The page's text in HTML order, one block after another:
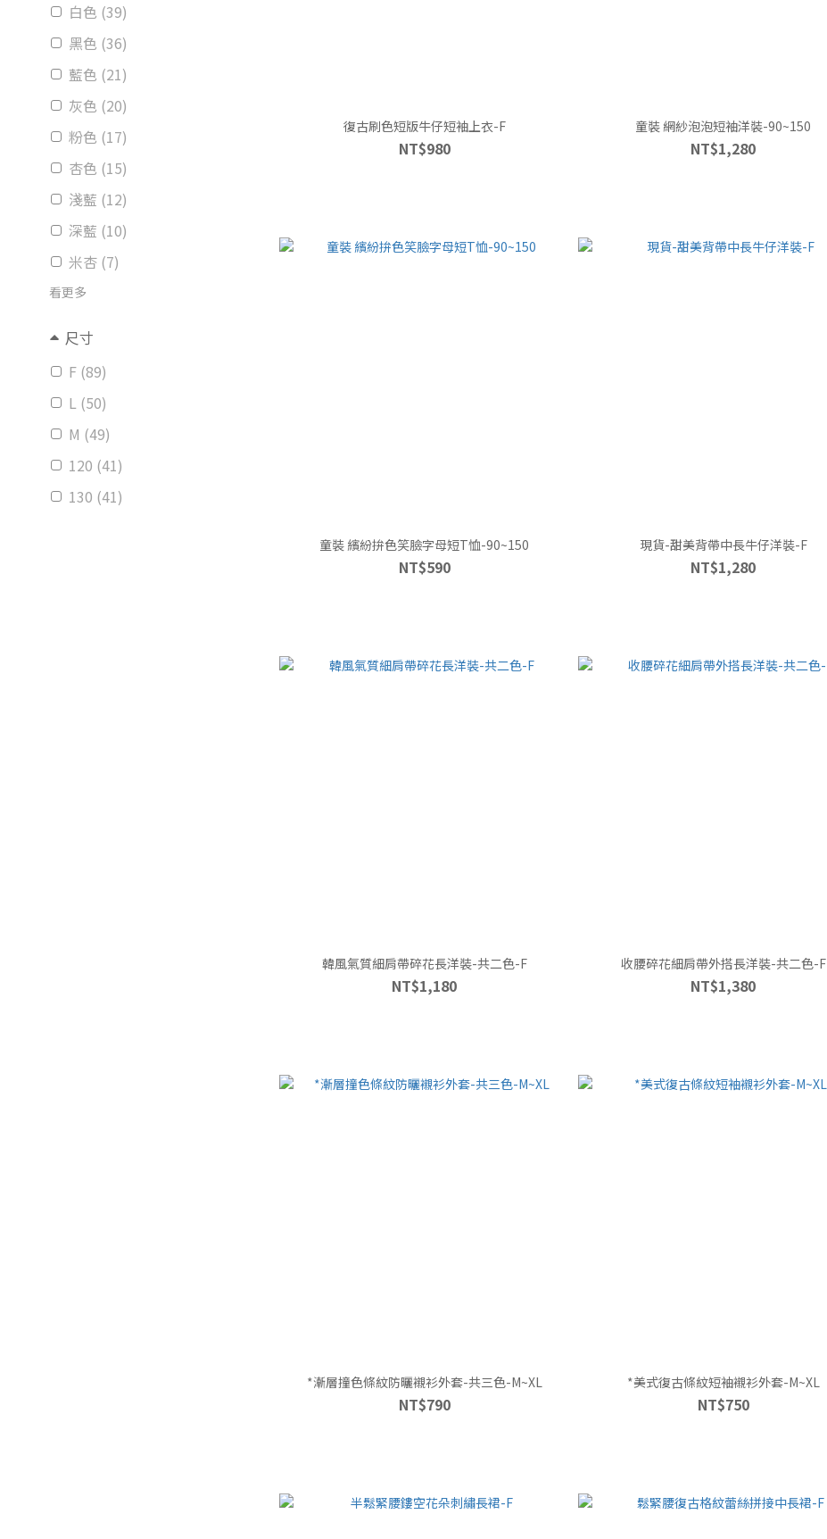
白色 (39)
黑色 (36)
藍色 (21)
灰色 (20)
粉色 (17)
杏色 (15)
淺藍 (12)
深藍 (10)
米杏 (7)
看更多
尺寸
F (89)
L (50)
M (49)
120 (41)
130 (41)
復古刷色短版牛仔短袖上衣-F
NT$980
童裝 網紗泡泡短袖洋裝-90~150
NT$1,280
童裝 繽紛拚色笑臉字母短T恤-90~150
NT$590
現貨-甜美背帶中長牛仔洋裝-F
NT$1,280
韓風氣質細肩帶碎花長洋裝-共二色-F
NT$1,180
收腰碎花細肩帶外搭長洋裝-共二色-F
NT$1,380
*漸層撞色條紋防曬襯衫外套-共三色-M~XL
NT$790
*美式復古條紋短袖襯衫外套-M~XL
NT$750